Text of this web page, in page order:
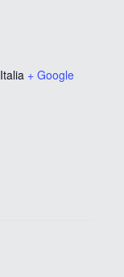
Italia + Google